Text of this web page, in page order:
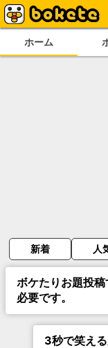
ホーム
新着 人
ボケたりお題投
必要です。
3秒で笑え